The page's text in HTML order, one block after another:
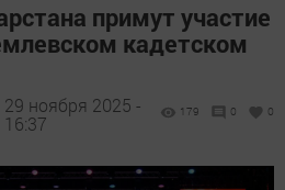
примут участие
кадетском
29 ноября 2025 -
16:37
179 0 0